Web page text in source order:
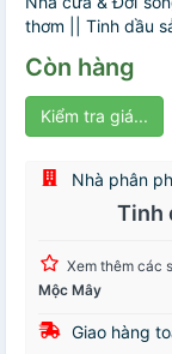
thơm || Tinh dầu
Còn hàng
Kiểm tra giá...
Nhà phân
Tinh
Xem thêm các
Mộc Mây
Giao hàng